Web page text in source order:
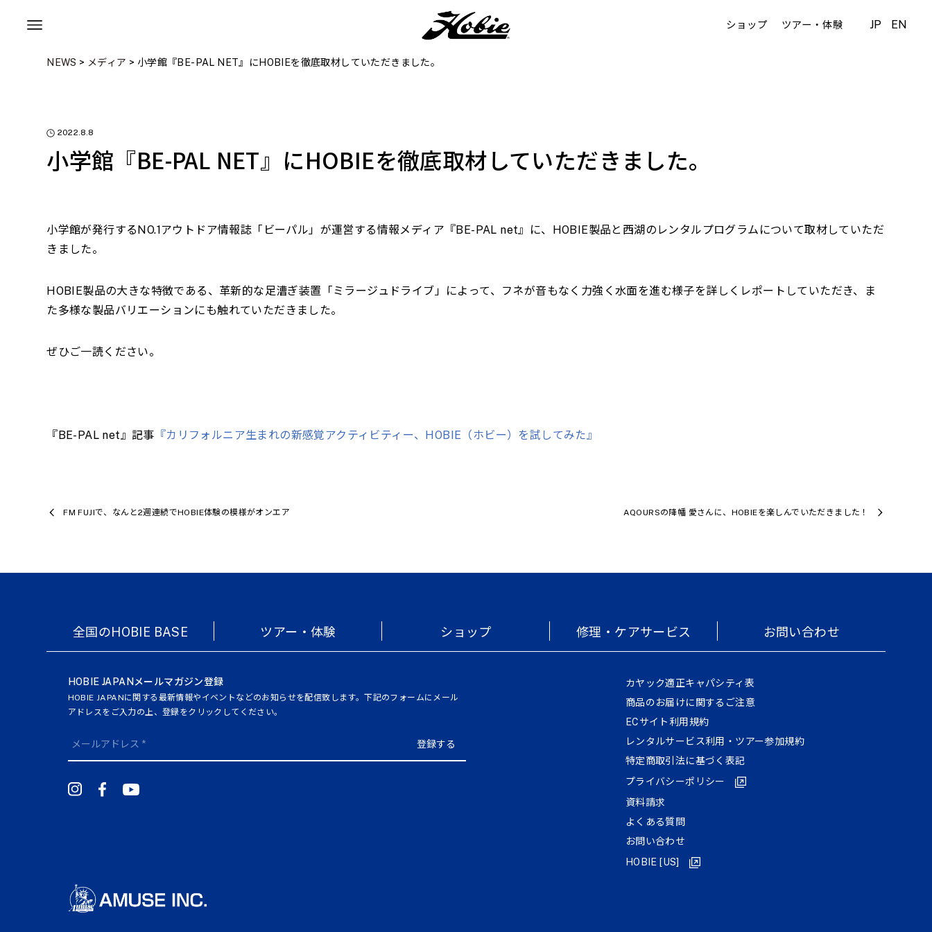
ショップ ツアー・体験 JP EN
NEWS > メディア > 小学館『BE-PAL NET』にHOBIEを徹底取材していただきました。
2022.8.8
小学館『BE-PAL NET』にHOBIEを徹底取材していただきました。
小学館が発行するNO.1アウトドア情報誌「ビーパル」が運営する情報メディア『BE-PAL net』に、HOBIE製品と西湖のレンタルプログラムについて取材していただ
きました。
HOBIE製品の大きな特徴である、革新的な足漕ぎ装置「ミラージュドライブ」によって、フネが音もなく力強く水面を進む様子を詳しくレポートしていただき、ま
た多様な製品バリエーションにも触れていただきました。
ぜひご一読ください。
『BE-PAL net』記事 『カリフォルニア生まれの新感覚アクティビティー、HOBIE（ホビー）を試してみた』
FM FUJIで、なんと2週連続でHOBIE体験の模様がオンエア AQOURSの降幡 愛さんに、HOBIEを楽しんでいただきました！
全国のHOBIE BASE ツアー・体験 ショップ 修理・ケアサービス お問い合わせ
HOBIE JAPANメールマガジン登録
HOBIE JAPANに関する最新情報やイベントなどのお知らせを配信致します。下記のフォームにメール
アドレスをご入力の上、登録をクリックしてください。
カヤック適正キャパシティ表
商品のお届けに関するご注意
ECサイト利⽤規約
レンタルサービス利用・ツアー参加規約
特定商取引法に基づく表記
プライバシーポリシー
資料請求
よくある質問
お問い合わせ
HOBIE [US]